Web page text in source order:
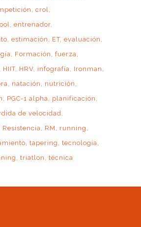
crol
entrenador
estimación ET evaluación
Formación
fuerza
HIIT HRV infografía
Ironman
natación
nutrición
PGC-1 alpha
planificación
de velocidad
Resistencia RM
running
tapering
tecnología
triatlon técnica